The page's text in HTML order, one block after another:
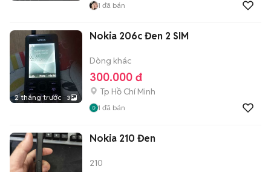
1 đã bán
2 tháng trước 3
Nokia 206c Đen 2 SIM
Dòng khác
300.000 đ
Tp Hồ Chí Minh
1 đã bán
Nokia 210 Đen
210